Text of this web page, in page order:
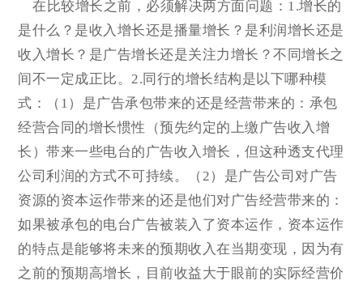
在比较增长之前，必须解决两方面问题：1.增长的
是什么？是收入增长还是播量增长？是利润增长还是
收入增长？是广告增长还是关注力增长？不同增长之
间不一定成正比。2.同行的增长结构是以下哪种模
式：（1）是广告承包带来的还是经营带来的：承包
经营合同的增长惯性（预先约定的上缴广告收入增
长）带来一些电台的广告收入增长，但这种透支代理
公司利润的方式不可持续。（2）是广告公司对广告
资源的资本运作带来的还是他们对广告经营带来的：
如果被承包的电台广告被装入了资本运作，资本运作
的特点是能够将未来的预期收入在当期变现，因为有
之前的预期高增长，目前收益大于眼前的实际经营价